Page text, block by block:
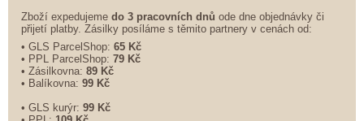
Zboží expedujeme do 3 pracovních dnů ode dne objednávky či
přijetí platby. Zásilky posíláme s těmito partnery v cenách od:
• GLS ParcelShop: 65 Kč
• PPL ParcelShop: 79 Kč
• Zásilkovna: 89 Kč
• Balíkovna: 99 Kč
• GLS kurýr: 99 Kč